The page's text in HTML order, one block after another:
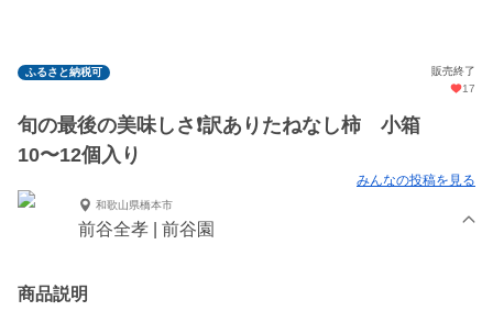
ふるさと納税可
販売終了
17
旬の最後の美味しさ❗️訳ありたねなし柿 小箱
10〜12個入り
みんなの投稿を見る
和歌山県橋本市
前谷全孝 | 前谷園
商品説明